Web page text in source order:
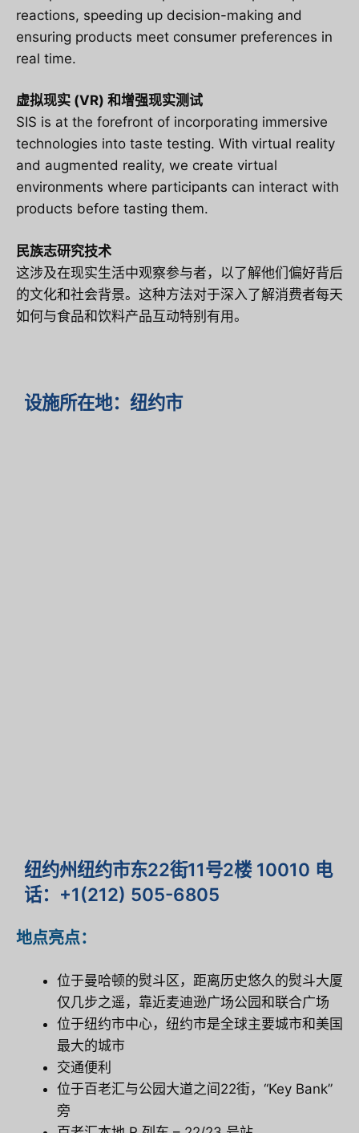
reactions, speeding up decision-making and
ensuring products meet consumer preferences in
real time.
虚拟现实 (VR) 和增强现实测试
SIS is at the forefront of incorporating immersive
technologies into taste testing. With virtual reality
and augmented reality, we create virtual
environments where participants can interact with
products before tasting them.
民族志研究技术
这涉及在现实生活中观察参与者，以了解他们偏好背后
的文化和社会背景。这种方法对于深入了解消费者每天
如何与食品和饮料产品互动特别有用。
设施所在地：纽约市
纽约州纽约市东22街11号2楼 10010 电
话：+1(212) 505-6805
地点亮点：
位于曼哈顿的熨斗区，距离历史悠久的熨斗大厦
仅几步之遥，靠近麦迪逊广场公园和联合广场
位于纽约市中心，纽约市是全球主要城市和美国
最大的城市
交通便利
位于百老汇与公园大道之间22街，“Key Bank”
旁